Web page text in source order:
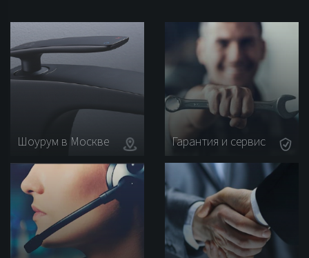
Шоурум в Москве Гарантия и сервис